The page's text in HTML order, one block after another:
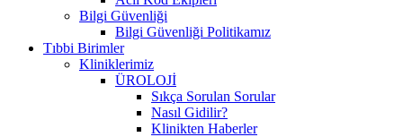
Bilgi Güvenliği
Bilgi Güvenliği Politikamız
Tıbbi Birimler
Kliniklerimiz
ÜROLOJİ
Sıkça Sorulan Sorular
Nasıl Gidilir?
Klinikten Haberler